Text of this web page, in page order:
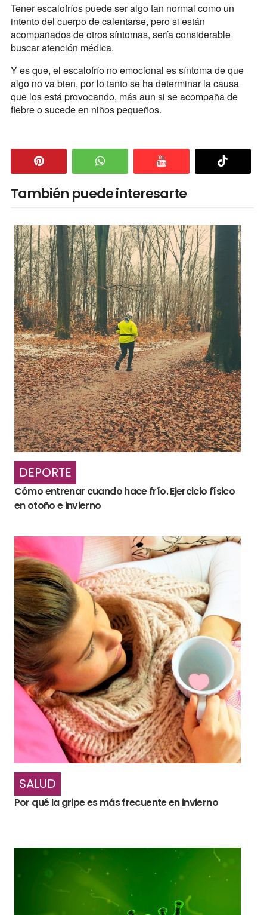
Tener escalofríos puede ser algo tan normal como un
intento del cuerpo de calentarse, pero si están
acompañados de otros síntomas, sería considerable
buscar atención médica.
Y es que, el escalofrío no emocional es síntoma de que
algo no va bien, por lo tanto se ha determinar la causa
que los está provocando, más aun si se acompaña de
fiebre o sucede en niños pequeños.
También puede interesarte
DEPORTE
Cómo entrenar cuando hace frío. Ejercicio físico
en otoño e invierno
SALUD
Por qué la gripe es más frecuente en invierno